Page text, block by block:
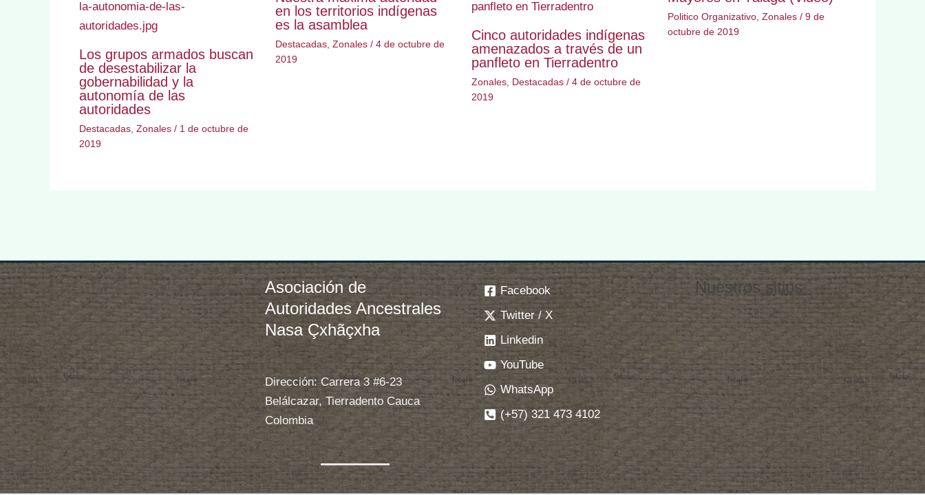
Los grupos armados buscan
de desestabilizar la
gobernabilidad y la
autonomía de las
autoridades
Destacadas, Zonales/ 1 de octubre de
2019
en los territorios indígenas
es la asamblea
Destacadas, Zonales/ 4 de octubre de
2019
Cinco autoridades indígenas
amenazados a través de un
panfleto en Tierradentro
Zonales, Destacadas/ 4 de octubre de
2019
Politico Organizativo, Zonales/ 9 de
octubre de 2019
Asociación de
Autoridades Ancestrales
Nasa Çxhãçxha
Dirección: Carrera 3 #6-23
Belálcazar, Tierradento Cauca
Colombia
Facebook
Twitter / X
Linkedin
YouTube
WhatsApp
(+57) 321 473 4102
Nuestros sitios